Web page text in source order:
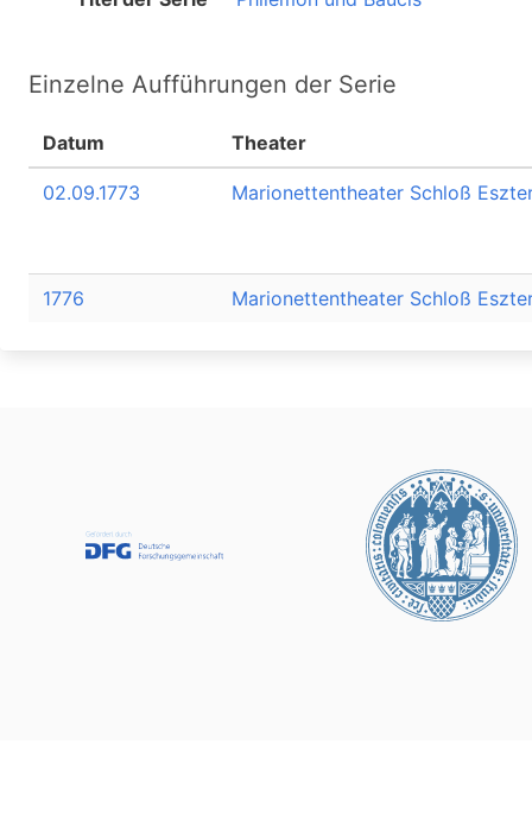
Einzelne Aufführungen der Serie
Datum Theater
02.09.1773 Marionettentheater Schloß
1776 Marionettentheater Schloß